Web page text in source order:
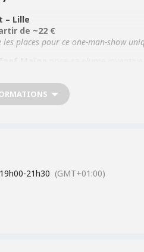
– Lille
de ~22 €
les places pour ce one-man-show
le public, et il invite chacun à
19h00-21h30 (GMT+01:00)